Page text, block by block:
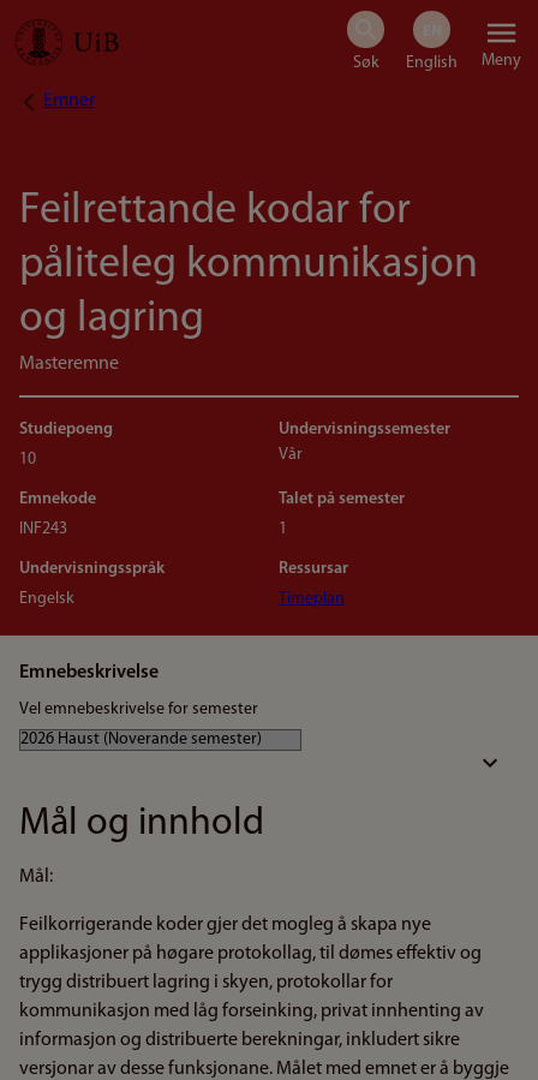
Hopp
Meny
Navigasjonssti
Emner
Feilrettande kodar for
påliteleg kommunikasjon
og lagring
Masteremne
Studiepoeng
10
Undervisningssemester
Vår
Emnekode
INF243
Talet på semester
1
Undervisningsspråk
Engelsk
Ressursar
Timeplan
Emnebeskrivelse
Vel emnebeskrivelse for semester
Mål og innhold
Mål:
Feilkorrigerande koder gjer det mogleg å skapa nye
applikasjoner på høgare protokollag, til dømes effektiv og
trygg distribuert lagring i skyen, protokollar for
kommunikasjon med låg forseinking, privat innhenting av
informasjon og distribuerte berekningar, inkludert sikre
versjonar av desse funksjonane. Målet med emnet er å byggje